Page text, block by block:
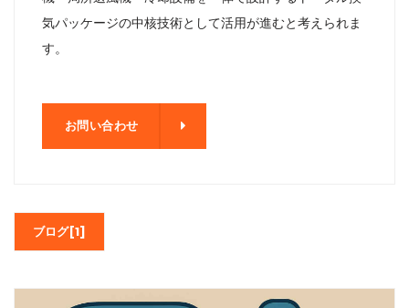
気パッケージの中核技術として活用が進むと考えられま
す。
お問い合わせ
ブログ[1]